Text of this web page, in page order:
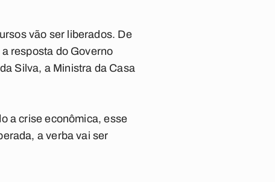
vão ser liberados. De
resposta do Governo
Silva, a Ministra da Casa
a crise econômica, esse
a verba vai ser